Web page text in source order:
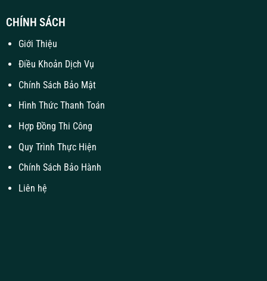
CHÍNH SÁCH
Giới Thiệu
Điều Khoản Dịch Vụ
Chính Sách Bảo Mật
Hình Thức Thanh Toán
Hợp Đồng Thi Công
Quy Trình Thực Hiện
Chính Sách Bảo Hành
Liên hệ